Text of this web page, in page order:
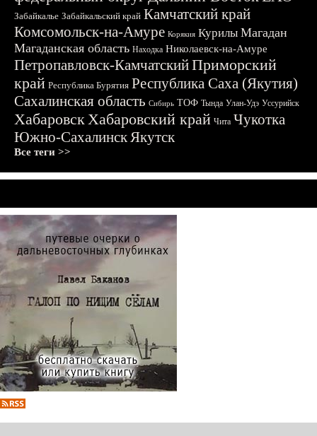
Забайкалье Забайкальский край Камчатский край
Комсомольск-на-Амуре Корякия Курилы Магадан
Магаданская область Находка Николаевск-на-Амуре
Петропавловск-КамчатскийПриморский
край Республика Бурятия Республика Саха (Якутия)
Сахалинская область Сибирь ТОФ Тында Улан-Удэ Уссурийск
ХабаровскХабаровский край Чита Чукотка
Южно-СахалинскЯкутск
Все теги >>